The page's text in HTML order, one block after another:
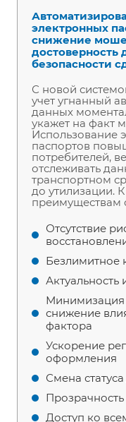
электронных
снижение
безопасности
С новой
учет угнанный
данных
укажет на факт
Использование
паспортов
потребителей,
отслеживать
транспортном
до утилизации.
преимуществам
Отсутствие
Безлимитное
Минимизация
снижение
фактора
Ускорение
оформления
Смена
Доступ ко